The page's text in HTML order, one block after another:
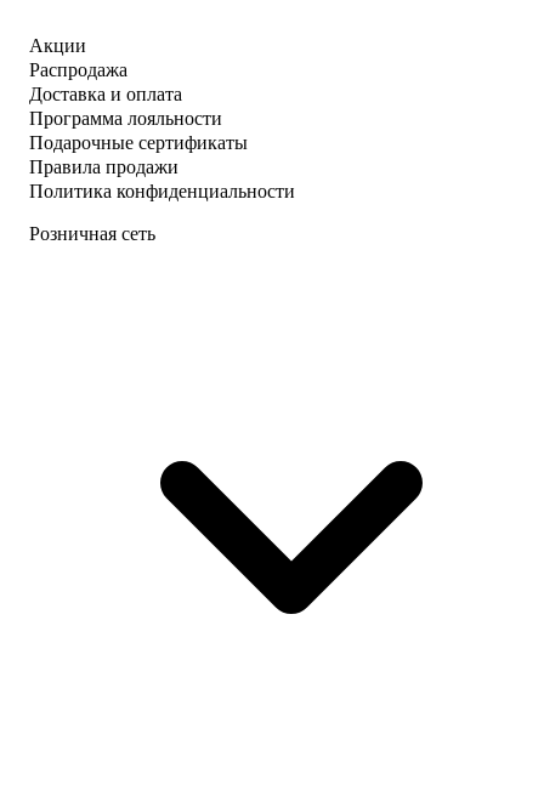
Акции
Распродажа
Доставка и оплата
Программа лояльности
Подарочные сертификаты
Правила продажи
Политика конфиденциальности
Розничная сеть